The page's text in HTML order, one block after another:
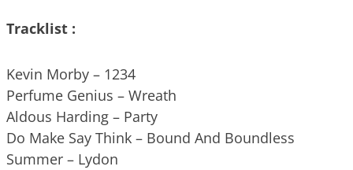
Tracklist :
Kevin Morby – 1234
Perfume Genius – Wreath
Aldous Harding – Party
Do Make Say Think – Bound And Boundless
Summer – Lydon